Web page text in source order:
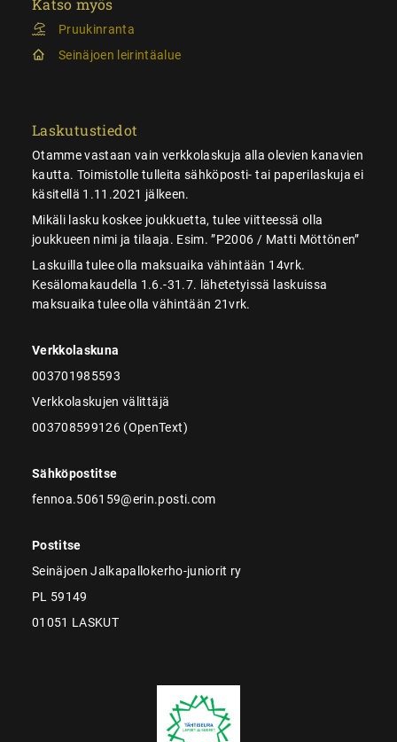
Pruukinranta
Seinäjoen leirintäalue
Laskutustiedot
Otamme vastaan vain verkkolaskuja alla olevien kanavien
kautta. Toimistolle tulleita sähköposti- tai paperilaskuja ei
käsitellä 1.11.2021 jälkeen.
Mikäli lasku koskee joukkuetta, tulee viitteessä olla
joukkueen nimi ja tilaaja. Esim. ”P2006 / Matti Möttönen”
Laskuilla tulee olla maksuaika vähintään 14vrk.
Kesälomakaudella 1.6.-31.7. lähetetyissä laskuissa
maksuaika tulee olla vähintään 21vrk.
Verkkolaskuna
003701985593
Verkkolaskujen välittäjä
003708599126 (OpenText)
Sähköpostitse
fennoa.506159@erin.posti.com
Postitse
Seinäjoen Jalkapallokerho-juniorit ry
PL 59149
01051 LASKUT